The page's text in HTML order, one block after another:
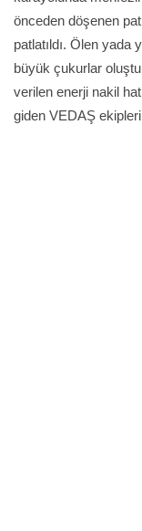
önceden döşenen
patlatıldı. Ölen yada
büyük çukurlar
verilen enerji nakil
giden VEDAŞ